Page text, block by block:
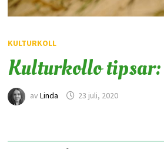
KULTURKOLL
Kulturkollo tipsar:
av Linda 23 juli, 2020